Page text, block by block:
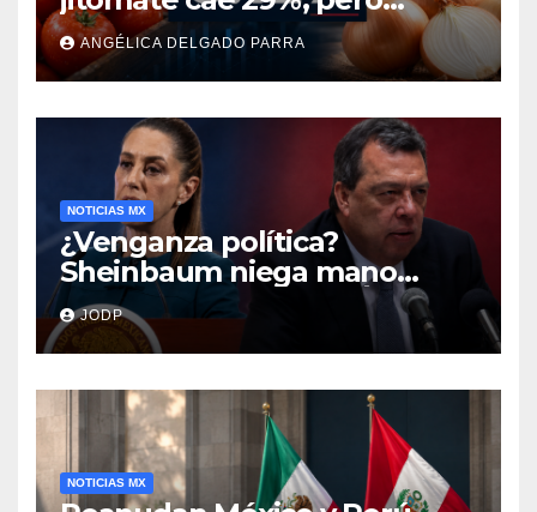
cebolla y vuelos se
encarecen
ANGÉLICA DELGADO PARRA
NOTICIAS MX
¿Venganza política?
Sheinbaum niega mano
negra en captura de Ángel
Aguirre
JODP
NOTICIAS MX